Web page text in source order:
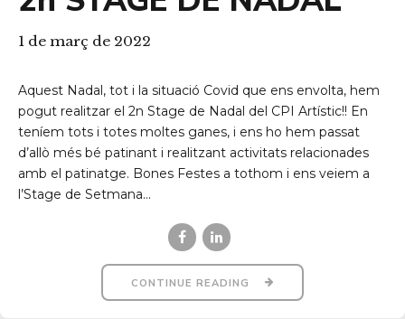
1 de març de 2022
Aquest Nadal, tot i la situació Covid que ens envolta, hem
pogut realitzar el 2n Stage de Nadal del CPI Artístic!! En
teníem tots i totes moltes ganes, i ens ho hem passat
d’allò més bé patinant i realitzant activitats relacionades
amb el patinatge. Bones Festes a tothom i ens veiem a
l’Stage de Setmana...
CONTINUE READING